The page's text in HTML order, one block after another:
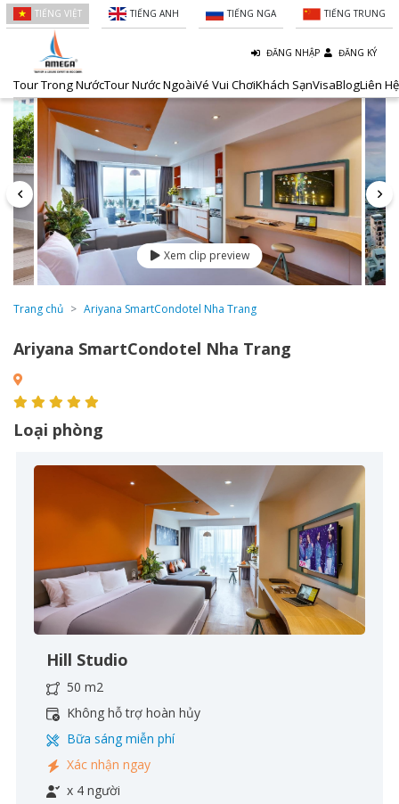
TIẾNG VIỆT TIẾNG ANH TIẾNG NGA TIẾNG TRUNG
ĐĂNG NHẬP ĐĂNG KÝ
Tour Trong NướcTour Nước NgoàiVé Vui ChơiKhách SạnVisaBlogLiên Hệ
Xem clip preview
Trang chủ Ariyana SmartCondotel Nha Trang
Ariyana SmartCondotel Nha Trang
Loại phòng
Hill Studio
50 m2
Không hỗ trợ hoàn hủy
Bữa sáng miễn phí
Xác nhận ngay
x 4 người